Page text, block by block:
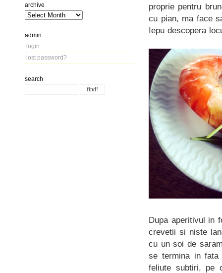
archive
admin
login
lost password?
search
proprie pentru
cu pian, ma face
Iepu descopera
Dupa aperitivul in
crevetii si niste
cu un soi de
se termina in fata
feliute subtiri, pe